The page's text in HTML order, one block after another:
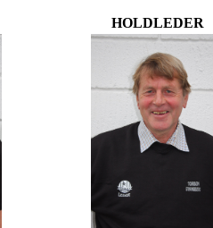
HOLDLEDER